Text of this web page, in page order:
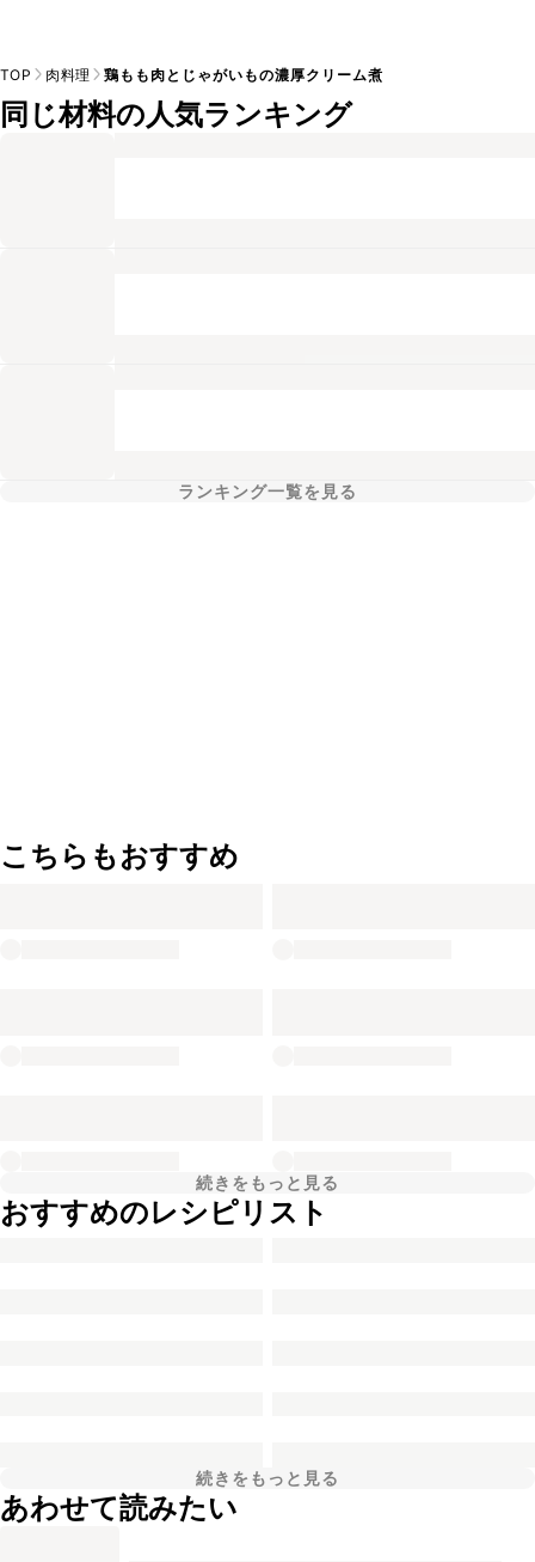
TOP 肉料理 鶏もも肉とじゃがいもの濃厚クリーム煮
同じ材料の人気ランキング
ランキング一覧を見る
こちらもおすすめ
続きをもっと見る
おすすめのレシピリスト
続きをもっと見る
あわせて読みたい